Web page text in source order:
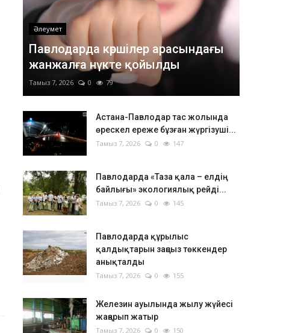
Әлеумет
Павлодарда көршілер арасындағы
жанжалға нүкте қойылды
Тамыз 7, 2026 0 79
Астана-Павлодар тас жолында
өрескел ереже бұзған жүргізуші...
Тамыз 7, 2026 0 147
Павлодарда «Таза қала – елдің
байлығы» экологиялық рейді...
Тамыз 7, 2026 0 145
Павлодарда құрылыс
қалдықтарын заңсыз төккендер
анықталды
Тамыз 7, 2026 0 155
Железин ауылында жылу жүйесі
жаңарып жатыр
Тамыз 7, 2026 0 150